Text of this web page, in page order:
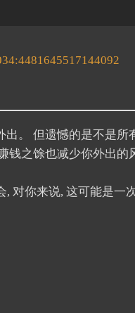
。 但遗憾的是不是
钱之馀也减少你外出的
对你来说, 这可能是一